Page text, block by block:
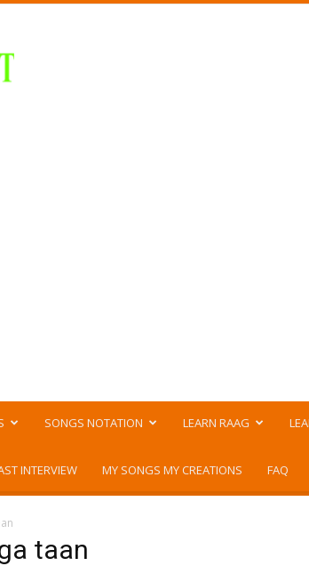
SONGS NOTATION LEARN RAAG
INTERVIEW MY SONGS MY CREATIONS FAQ
taan